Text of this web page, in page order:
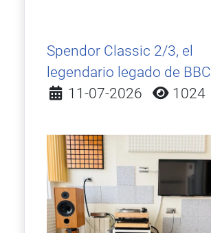
Spendor Classic 2/3, el
legendario legado de BBC
Detalles
11-07-2026 1024